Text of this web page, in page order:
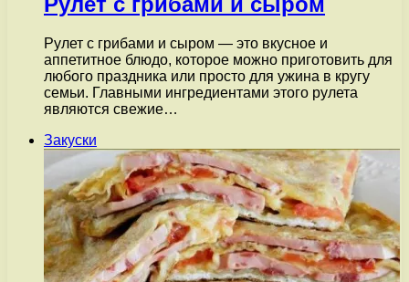
Рулет с грибами и сыром — это вкусное и
аппетитное блюдо, которое можно приготовить для
любого праздника или просто для ужина в кругу
семьи. Главными ингредиентами этого рулета
являются свежие…
Закуски